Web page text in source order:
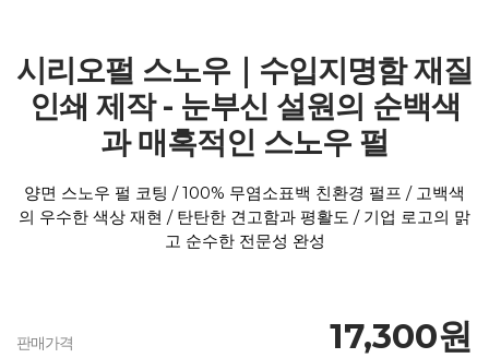
시리오펄 스노우｜수입지명함 재질
인쇄 제작 - 눈부신 설원의 순백색
과 매혹적인 스노우 펄
양면 스노우 펄 코팅 / 100% 무염소표백 친환경 펄프 / 고백색
의 우수한 색상 재현 / 탄탄한 견고함과 평활도 / 기업 로고의 맑
고 순수한 전문성 완성
판매가격 17,300원